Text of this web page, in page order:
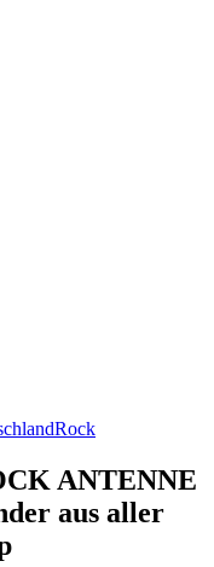
Rock
ANTENNE
aus aller